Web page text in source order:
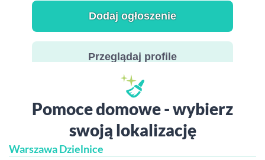
Dodaj ogłoszenie
Przeglądaj profile
Pomoce domowe - wybierz
swoją lokalizację
Warszawa Dzielnice